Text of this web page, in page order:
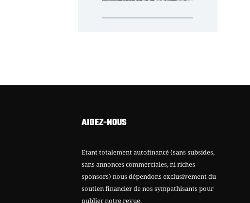
AIDEZ-NOUS
Etant totalement autofinancé (sans subsides,
sans annonces commerciales, ni riches
sponsors) nous dépendons exclusivement du
soutien financier de nos sympathisants pour
publier notre revue.